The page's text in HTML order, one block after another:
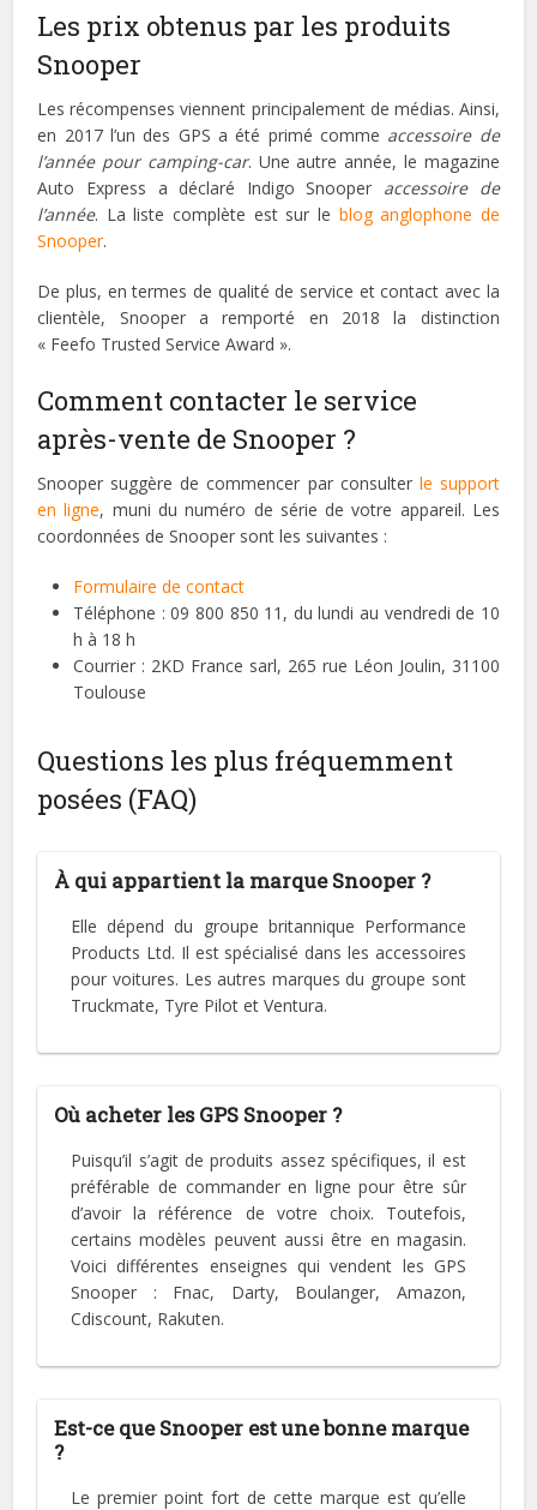
Les prix obtenus par les produits
Snooper
Les récompenses viennent principalement de médias. Ainsi,
en 2017 l’un des GPS a été primé comme accessoire de
l’année pour camping-car. Une autre année, le magazine
Auto Express a déclaré Indigo Snooper accessoire de
l’année. La liste complète est sur le blog anglophone de
Snooper.
De plus, en termes de qualité de service et contact avec la
clientèle, Snooper a remporté en 2018 la distinction
« Feefo Trusted Service Award ».
Comment contacter le service
après-vente de Snooper ?
Snooper suggère de commencer par consulter le support
en ligne, muni du numéro de série de votre appareil. Les
coordonnées de Snooper sont les suivantes :
Formulaire de contact
Téléphone : 09 800 850 11, du lundi au vendredi de 10
h à 18 h
Courrier : 2KD France sarl, 265 rue Léon Joulin, 31100
Toulouse
Questions les plus fréquemment
posées (FAQ)
À qui appartient la marque Snooper ?
Elle dépend du groupe britannique Performance
Products Ltd. Il est spécialisé dans les accessoires
pour voitures. Les autres marques du groupe sont
Truckmate, Tyre Pilot et Ventura.
Où acheter les GPS Snooper ?
Puisqu’il s’agit de produits assez spécifiques, il est
préférable de commander en ligne pour être sûr
d’avoir la référence de votre choix. Toutefois,
certains modèles peuvent aussi être en magasin.
Voici différentes enseignes qui vendent les GPS
Snooper : Fnac, Darty, Boulanger, Amazon,
Cdiscount, Rakuten.
Est-ce que Snooper est une bonne marque
?
Le premier point fort de cette marque est qu’elle